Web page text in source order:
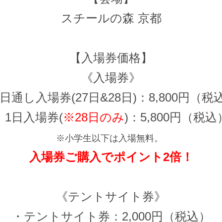
スチールの森 京都
【入場券価格】
《入場券》
通し入場券(27日&28日)：8,800円（税
1日入場券(※28日のみ)：5,800円（税込）
※小学生以下は入場無料。
入場券ご購入でポイント2倍！
《テントサイト券》
・テントサイト券：2,000円（税込）